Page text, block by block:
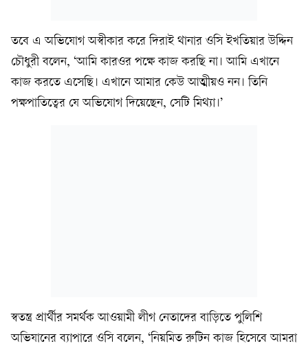
তবে এ অভিযোগ অস্বীকার করে দিরাই থানার ওসি ইখতিয়ার উদ্দিন
চৌধুরী বলেন, ‘আমি কারওর পক্ষে কাজ করছি না। আমি এখানে
কাজ করতে এসেছি। এখানে আমার কেউ আত্মীয়ও নন। তিনি
পক্ষপাতিত্বের যে অভিযোগ দিয়েছেন, সেটি মিথ্যা।’
স্বতন্ত্র প্রার্থীর সমর্থক আওয়ামী লীগ নেতাদের বাড়িতে পুলিশি
অভিযানের ব্যাপারে ওসি বলেন, ‘নিয়মিত রুটিন কাজ হিসেবে আমরা